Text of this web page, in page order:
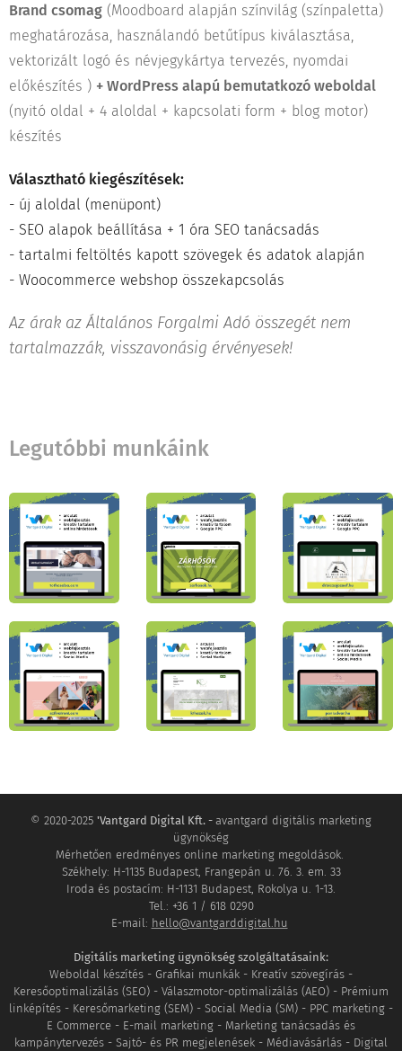
Brand csomag (Moodboard alapján színvilág (színpaletta)
meghatározása, használandó betűtípus kiválasztása,
vektorizált logó és névjegykártya tervezés, nyomdai
előkészítés ) + WordPress alapú bemutatkozó weboldal
(nyitó oldal + 4 aloldal + kapcsolati form + blog motor)
készítés
Választható kiegészítések:
- új aloldal (menüpont)
- SEO alapok beállítása + 1 óra SEO tanácsadás
- tartalmi feltöltés kapott szövegek és adatok alapján
- Woocommerce webshop összekapcsolás
Az árak az Általános Forgalmi Adó összegét nem
tartalmazzák, visszavonásig érvényesek!
Legutóbbi munkáink
© 2020-2025 'Vantgard Digital Kft. - avantgard digitális marketing
ügynökség
Mérhetően eredményes online marketing megoldások.
Székhely: H-1135 Budapest, Frangepán u. 76. 3. em. 33
Iroda és postacím: H-1131 Budapest, Rokolya u. 1-13.
Tel.: +36 1 / 618 0290
E-mail: hello@vantgarddigital.hu
Digitális marketing ügynökség szolgáltatásaink:
Weboldal készítés - Grafikai munkák - Kreatív szövegírás -
Keresőoptimalizálás (SEO) - Válaszmotor-optimalizálás (AEO) - Prémium
linképítés - Keresőmarketing (SEM) - Social Media (SM) - PPC marketing -
E Commerce - E-mail marketing - Marketing tanácsadás és
kampánytervezés - Sajtó- és PR megjelenések - Médiavásárlás - Digital